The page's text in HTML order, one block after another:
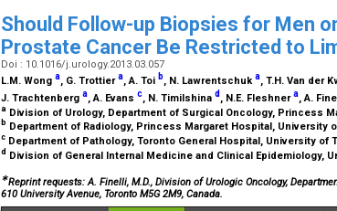
Should Follow-up Biopsies for Men
Prostate Cancer Be Restricted to
Doi : 10.1016/j.urology.2013.03.057
L.M. Wong a, G. Trottiera, A. Toi b, N. Lawrentschuka, T.H. Van der
J. Trachtenberg a, A. Evans c, N. Timilshina d , N.E. Fleshnera, A.
a Division of Urology, Department of Surgical Oncology, Princess
b Department of Radiology, Princess Margaret Hospital, University
c Department of Pathology, Toronto General Hospital, University of
d Division of General Internal Medicine and Clinical Epidemiology,
∗Reprint requests: A. Finelli, M.D., Division of Urologic Oncology,
610 University Avenue, Toronto M5G 2M9, Canada.